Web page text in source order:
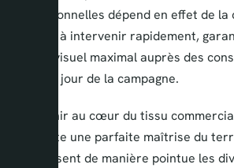
promotionnelles dépend en effet de la
équipes à intervenir rapidement,
impact visuel maximal auprès des
premier jour de la campagne.
Intervenir au cœur du tissu
nécessite une parfaite maîtrise du
connaissent de manière pointue les